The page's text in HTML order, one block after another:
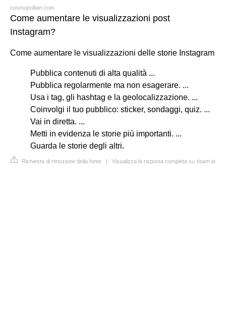
cosmopolitan.com
Come aumentare le visualizzazioni post
Instagram?
Come aumentare le visualizzazioni delle storie Instagram
Pubblica contenuti di alta qualità ...
Pubblica regolarmente ma non esagerare. ...
Usa i tag, gli hashtag e la geolocalizzazione. ...
Coinvolgi il tuo pubblico: sticker, sondaggi, quiz. ...
Vai in diretta. ...
Metti in evidenza le storie più importanti. ...
Guarda le storie degli altri.
Richiesta di rimozione della fonte | Visualizza la risposta completa su sbam.io